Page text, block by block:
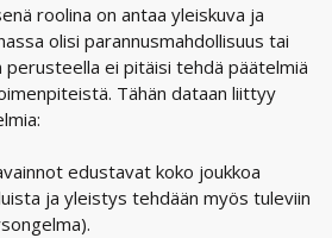
roolina on antaa yleiskuva ja
olisi parannusmahdollisuus tai
perusteella ei pitäisi tehdä päätelmiä
Tähän dataan liittyy
edustavat koko joukkoa
ja yleistys tehdään myös tuleviin